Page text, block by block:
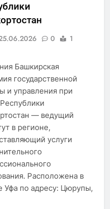
0
1
Башкирская
государственной
и управления при
— ведущий
в регионе,
услуги
Расположена в
Уфа по адресу: Цюрупы,